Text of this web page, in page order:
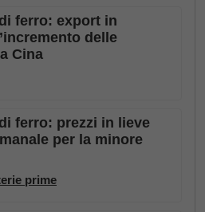
ferro: export in
delle
Cina
ferro: prezzi in lieve
per la minore
prime